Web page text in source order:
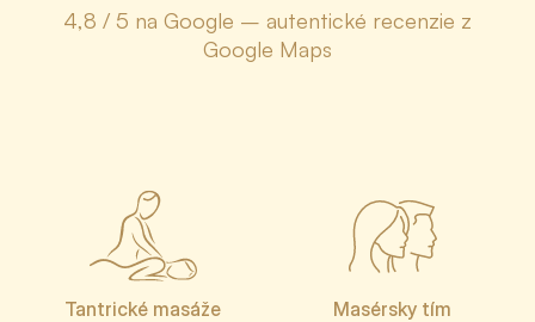
4,8 / 5 na Google – autentické recenzie z
Google Maps
Tantrické masáže Masérsky tím